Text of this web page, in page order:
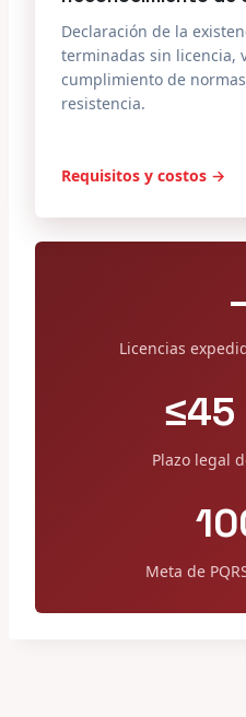
Declaración de la
terminadas sin licencia,
cumplimiento de
resistencia.
Requisitos y costos →
Licencias
Plazo legal
Meta de